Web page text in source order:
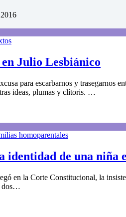
Julio Lesbiánico
para escarbarnos y trasegarnos
ideas, plumas y clítoris. …
homoparentales
identidad de una niña
en la Corte Constitucional, la
dos…